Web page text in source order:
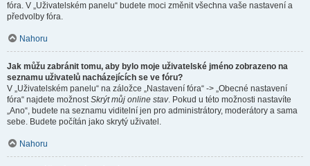
fóra. V „Uživatelském panelu“ budete moci změnit všechna vaše nastavení a
předvolby fóra.
Nahoru
Jak můžu zabránit tomu, aby bylo moje uživatelské jméno zobrazeno na
seznamu uživatelů nacházejících se ve fóru?
V „Uživatelském panelu“ na záložce „Nastavení fóra“ -> „Obecné nastavení
fóra“ najdete možnostSkrýt můj online stav. Pokud u této možnosti nastavíte
„Ano“, budete na seznamu viditelní jen pro administrátory, moderátory a sama
sebe. Budete počítán jako skrytý uživatel.
Nahoru